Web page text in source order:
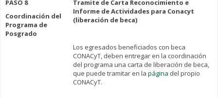
PASO 8
Coordinación del
Programa de
Posgrado
Tramite de Carta Reconocimiento e
Informe de Actividades para Conacyt
(liberación de beca)
Los egresados beneficiados con beca
CONACyT, deben entregar en la coordinación
del programa una carta de liberación de beca,
que puede tramitar en la página del propio
CONACyT.